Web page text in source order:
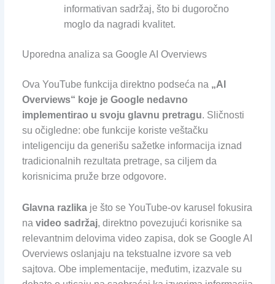
informativan sadržaj, što bi dugoročno
moglo da nagradi kvalitet.
Uporedna analiza sa Google AI Overviews
Ova YouTube funkcija direktno podseća na „AI
Overviews“ koje je Google nedavno
implementirao u svoju glavnu pretragu. Sličnosti
su očigledne: obe funkcije koriste veštačku
inteligenciju da generišu sažetke informacija iznad
tradicionalnih rezultata pretrage, sa ciljem da
korisnicima pruže brze odgovore.
Glavna razlikaje što se YouTube-ov karusel fokusira
na video sadržaj, direktno povezujući korisnike sa
relevantnim delovima video zapisa, dok se Google AI
Overviews oslanjaju na tekstualne izvore sa veb
sajtova. Obe implementacije, međutim, izazvale su